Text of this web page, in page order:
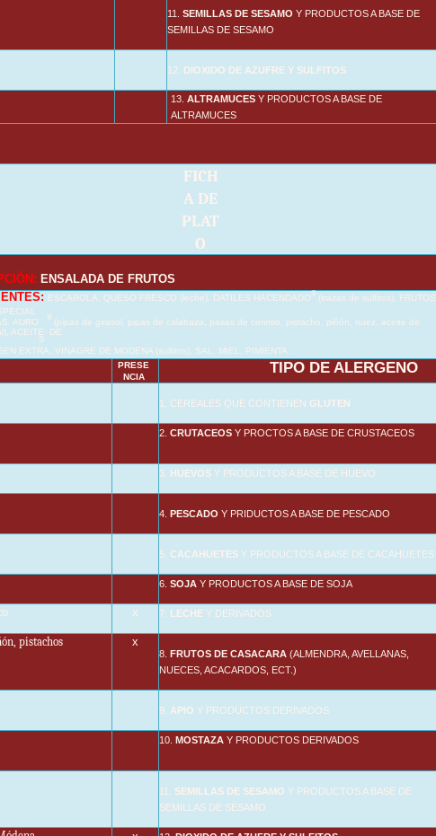
11. SEMILLAS DE SESAMO Y PRODUCTOS A BASE DE
SEMILLAS DE SESAMO
12. DIOXIDO DE AZUFRE Y SULFITOS
13.ALTRAMUCESY PRODUCTOS A BASE DE
ALTRAMUCES
FICH
A DE
PLAT
O
ENSALADA DE FRUTOS
ESCAROLA, QUESO FRESCO (leche), DATILES HACENDADO®(trazas de sulfitos), FRUTOS
AURO
(pipas de girasol, pipas de calabaza, pasas de corintio, pistacho, piñón, nuez, aceite de
ACEITE DE
S
EXTRA, VINAGRE DE MODENA (sulfitos), SAL, MIEL, PIMIENTA.
PRESE
NCIA
TIPO DE ALERGENO
1. CEREALES QUE CONTIENEN GLUTEN
2. CRUTACEOS Y PROCTOS A BASE DE CRUSTACEOS
3. HUEVOS Y PRODUCTOS A BASE DE HUEVO
4. PESCADO Y PRIDUCTOS A BASE DE PESCADO
5. CACAHUETES Y PRODUCTOS A BASE DE CACAHUETES
6. SOJA Y PRODUCTOS A BASE DE SOJA
x 7. LECHE Y DERIVADOS
pistachos x
8. FRUTOS DE CASACARA (ALMENDRA, AVELLANAS,
NUECES, ACACARDOS, ECT.)
9. APIO Y PRODUCTOS DERIVADOS
10. MOSTAZA Y PRODUCTOS DERIVADOS
11. SEMILLAS DE SESAMO Y PRODUCTOS A BASE DE
SEMILLAS DE SESAMO